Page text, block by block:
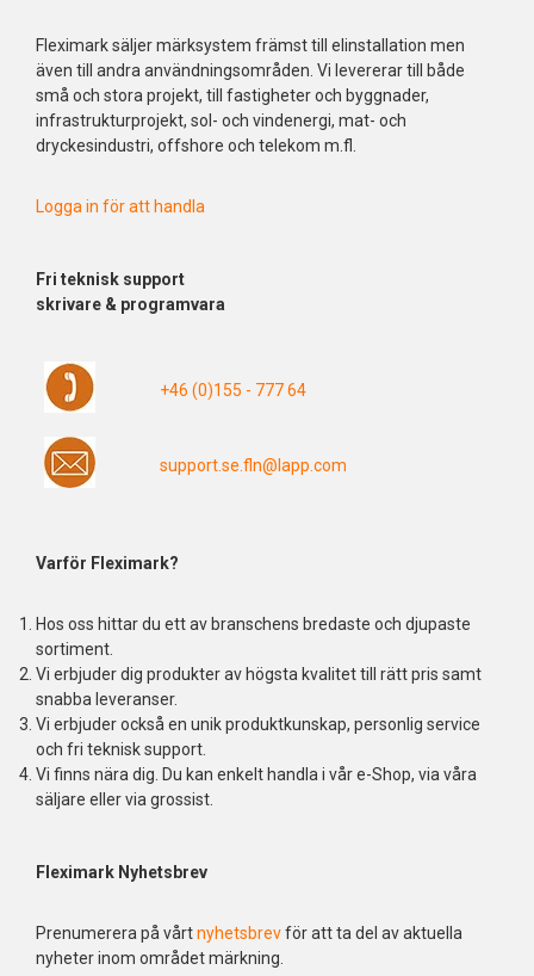
Fleximark säljer märksystem främst till elinstallation men
även till andra användningsområden. Vi levererar till både
små och stora projekt, till fastigheter och byggnader,
infrastrukturprojekt, sol- och vindenergi, mat- och
dryckesindustri, offshore och telekom m.fl.
Logga in för att handla
Fri teknisk support
skrivare & programvara
+46 (0)155 - 777 64
support.se.fln@lapp.com
Varför Fleximark?
Hos oss hittar du ett av branschens bredaste och djupaste
sortiment.
Vi erbjuder dig produkter av högsta kvalitet till rätt pris samt
snabba leveranser.
Vi erbjuder också en unik produktkunskap, personlig service
och fri teknisk support.
Vi finns nära dig. Du kan enkelt handla i vår e-Shop, via våra
säljare eller via grossist.
Fleximark Nyhetsbrev
Prenumerera på vårtnyhetsbrevför att ta del av aktuella
nyheter inom området märkning.